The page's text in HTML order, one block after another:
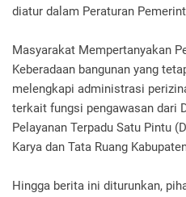
diatur dalam Peraturan
Masyarakat Mempertanyakan
Keberadaan bangunan yang
melengkapi administrasi
terkait fungsi pengawasan dari
Pelayanan Terpadu Satu Pintu
Karya dan Tata Ruang
Hingga berita ini diturunkan,